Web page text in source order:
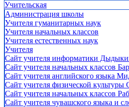
Учительская
Администрация школы
Учителя гуманитарных наук
Учителя начальных классов
Учителя естественных наук
Учителя
Cайт учителя информатики
Сайт учителя начальных классов
Сайт учителя английского языка
Сайт учителя физической культуры
Сайт учителя начальных классов
Сайт учителя чувашского языка и